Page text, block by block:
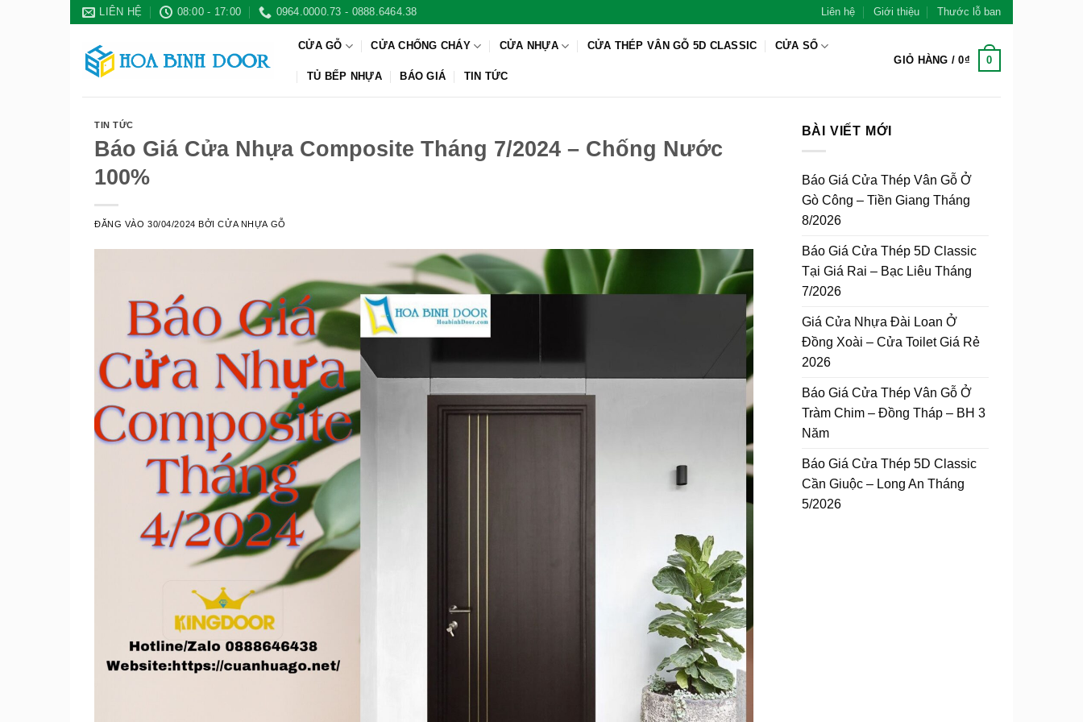
Bỏ
dung
LIÊN HỆ 08:00 - 17:00 0964.0000.73 - 0888.6464.38 Liên hệ Giới thiệu Thước lỗ ban
CỬA GỖ CỬA CHỐNG CHÁY CỬA NHỰA CỬA THÉP VÂN GỖ 5D CLASSIC CỬA SỔ
TỦ BẾP NHỰA BÁO GIÁ TIN TỨC
GIỎ HÀNG /0₫ 0
TIN TỨC
Báo Giá Cửa Nhựa Composite Tháng 7/2024 – Chống Nước
100%
ĐĂNG VÀO30/04/2024 BỞICỬA NHỰA GỖ
BÀI VIẾT MỚI
Báo Giá Cửa Thép Vân Gỗ Ở
Gò Công – Tiền Giang Tháng
8/2026
Báo Giá Cửa Thép 5D Classic
Tại Giá Rai – Bạc Liêu Tháng
7/2026
Giá Cửa Nhựa Đài Loan Ở
Đồng Xoài – Cửa Toilet Giá Rẻ
2026
Báo Giá Cửa Thép Vân Gỗ Ở
Tràm Chim – Đồng Tháp – BH 3
Năm
Báo Giá Cửa Thép 5D Classic
Cần Giuộc – Long An Tháng
5/2026